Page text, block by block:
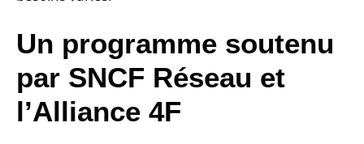
Un programme soutenu
par SNCF Réseau et
l’Alliance 4F